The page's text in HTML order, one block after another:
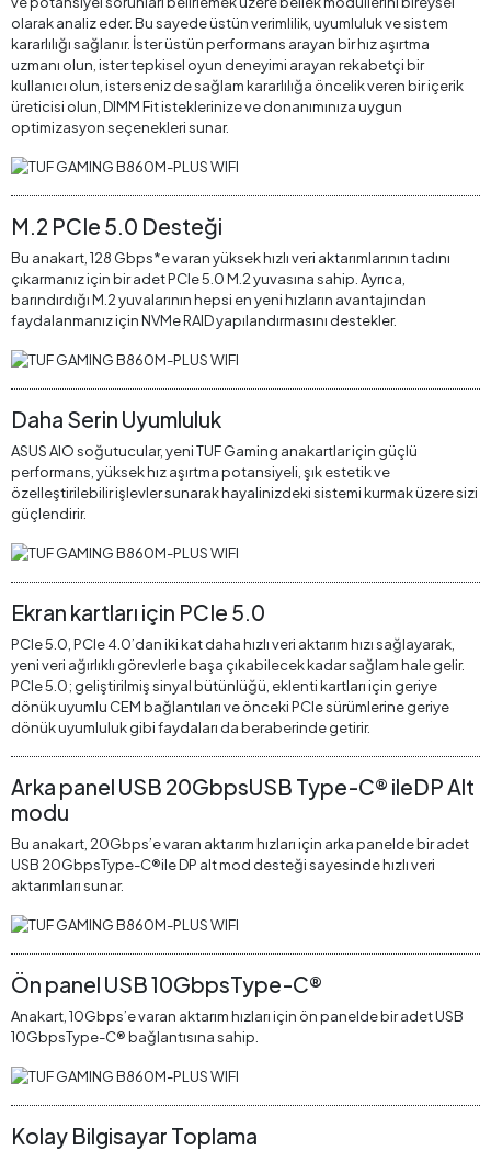
olarak analiz eder. Bu sayede üstün verimlilik, uyumluluk ve sistem
kararlılığı sağlanır. İster üstün performans arayan bir hız aşırtma
uzmanı olun, ister tepkisel oyun deneyimi arayan rekabetçi bir
kullanıcı olun, isterseniz de sağlam kararlılığa öncelik veren bir içerik
üreticisi olun, DIMM Fit isteklerinize ve donanımınıza uygun
optimizasyon seçenekleri sunar.
M.2 PCIe 5.0 Desteği
Bu anakart, 128 Gbps*e varan yüksek hızlı veri aktarımlarının tadını
çıkarmanız için bir adet PCIe 5.0 M.2 yuvasına sahip. Ayrıca,
barındırdığı M.2 yuvalarının hepsi en yeni hızların avantajından
faydalanmanız için NVMe RAID yapılandırmasını destekler.
Daha Serin Uyumluluk
ASUS AIO soğutucular, yeni TUF Gaming anakartlar için güçlü
performans, yüksek hız aşırtma potansiyeli, şık estetik ve
özelleştirilebilir işlevler sunarak hayalinizdeki sistemi kurmak üzere sizi
güçlendirir.
Ekran kartları için PCIe 5.0
PCIe 5.0, PCIe 4.0’dan iki kat daha hızlı veri aktarım hızı sağlayarak,
yeni veri ağırlıklı görevlerle başa çıkabilecek kadar sağlam hale gelir.
PCIe 5.0; geliştirilmiş sinyal bütünlüğü, eklenti kartları için geriye
dönük uyumlu CEM bağlantıları ve önceki PCIe sürümlerine geriye
dönük uyumluluk gibi faydaları da beraberinde getirir.
Arka panel USB 20GbpsUSB Type-C® ileDP Alt
modu
Bu anakart, 20Gbps’e varan aktarım hızları için arka panelde bir adet
USB 20GbpsType-C®ile DP alt mod desteği sayesinde hızlı veri
aktarımları sunar.
Ön panel USB 10GbpsType-C®
Anakart, 10Gbps’e varan aktarım hızları için ön panelde bir adet USB
10GbpsType-C® bağlantısına sahip.
Kolay Bilgisayar Toplama